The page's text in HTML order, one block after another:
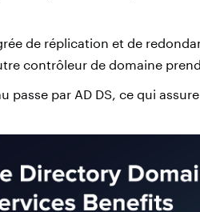
de réplication et de
contrôleur de domaine
passe par AD DS, ce qui